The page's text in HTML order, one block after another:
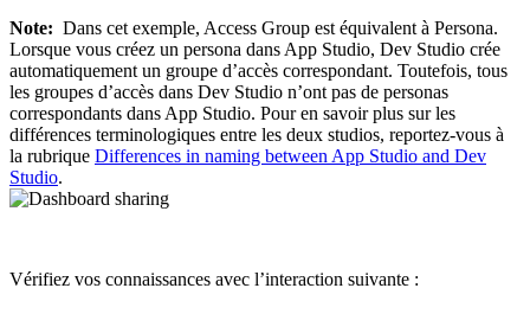
Note: Dans cet exemple, Access Group est équivalent à Persona.
Lorsque vous créez un persona dans App Studio, Dev Studio crée
automatiquement un groupe d’accès correspondant. Toutefois, tous
les groupes d’accès dans Dev Studio n’ont pas de personas
correspondants dans App Studio. Pour en savoir plus sur les
différences terminologiques entre les deux studios, reportez-vous à
la rubrique Differences in naming between App Studio and Dev
Studio.
Vérifiez vos connaissances avec l’interaction suivante :